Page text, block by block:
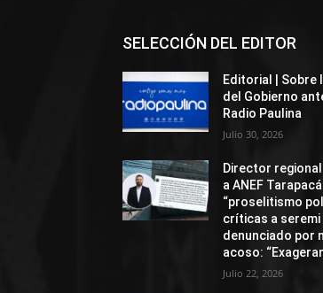
SELECCIÓN DEL EDITOR
Editorial | Sobre
del Gobierno
Radio Paulina
Julio 30, 2026
Director
a ANEF
“proselitismo
críticas a
denunciado por
acoso:
Julio 22, 2026